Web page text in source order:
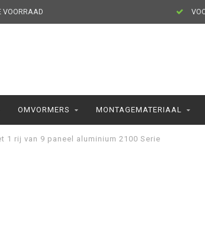
VOORRAAD
OMVORMERS MONTAGEMATERIAAL
1 rij van 9 paneel aluminium 2100 Serie